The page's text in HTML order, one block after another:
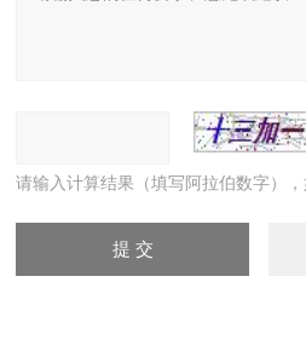
请输入计算结果（填写阿拉伯数字）